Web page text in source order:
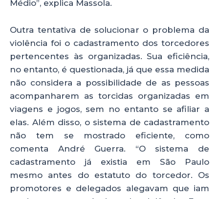
Médio”, explica Massola.
Outra tentativa de solucionar o problema da
violência foi o cadastramento dos torcedores
pertencentes às organizadas. Sua eficiência,
no entanto, é questionada, já que essa medida
não considera a possibilidade de as pessoas
acompanharem as torcidas organizadas em
viagens e jogos, sem no entanto se afiliar a
elas. Além disso, o sistema de cadastramento
não tem se mostrado eficiente, como
comenta André Guerra. “O sistema de
cadastramento já existia em São Paulo
mesmo antes do estatuto do torcedor. Os
promotores e delegados alegavam que iam